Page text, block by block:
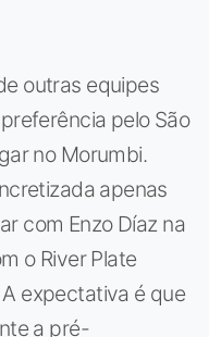
outras equipes
pelo São
no Morumbi.
apenas
com Enzo Díaz na
o River Plate
expectativa é que
a pré-